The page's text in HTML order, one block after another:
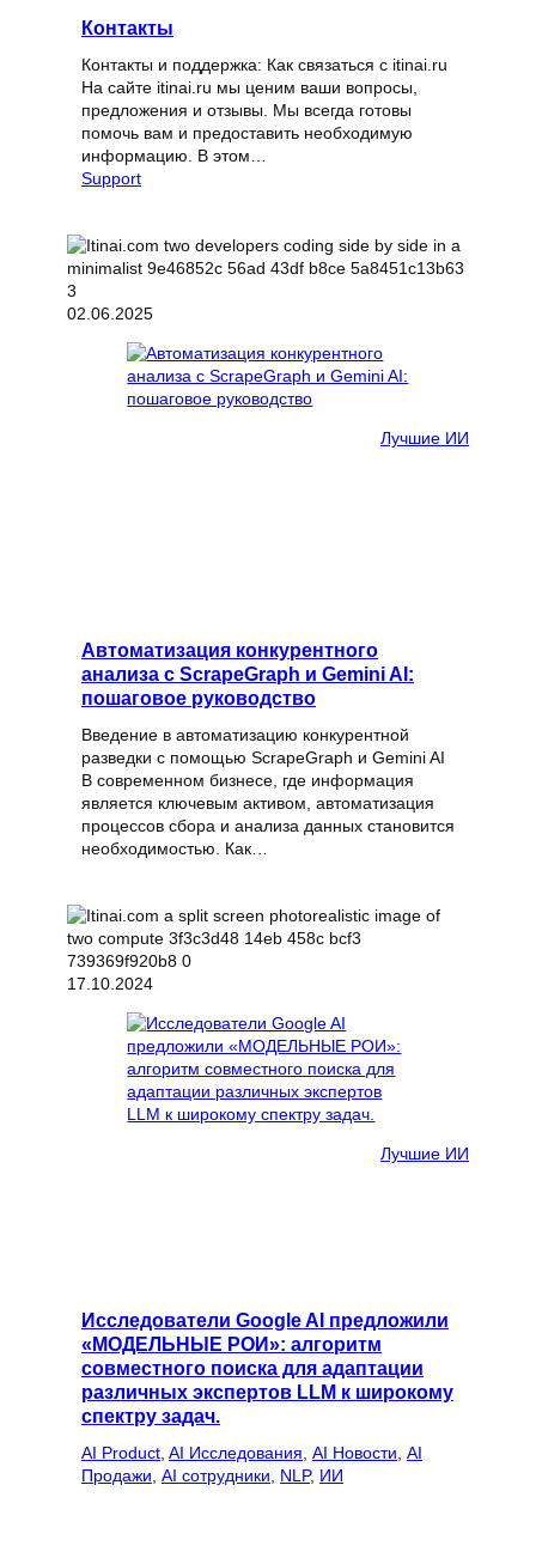
Контакты
Контакты и поддержка: Как связаться с itinai.ru
На сайте itinai.ru мы ценим ваши вопросы,
предложения и отзывы. Мы всегда готовы
помочь вам и предоставить необходимую
информацию. В этом…
Support
02.06.2025
Лучшие ИИ
Автоматизация конкурентного
анализа с ScrapeGraph и Gemini AI:
пошаговое руководство
Введение в автоматизацию конкурентной
разведки с помощью ScrapeGraph и Gemini AI
В современном бизнесе, где информация
является ключевым активом, автоматизация
процессов сбора и анализа данных становится
необходимостью. Как…
17.10.2024
Лучшие ИИ
Исследователи Google AI предложили
«МОДЕЛЬНЫЕ РОИ»: алгоритм
совместного поиска для адаптации
различных экспертов LLM к широкому
спектру задач.
AI Product AI Исследования AI Новости AI
Продажи AI сотрудники NLP, ИИ